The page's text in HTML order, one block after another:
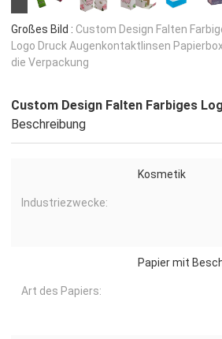
Großes Bild : Custom Design Falten
Logo Druck Augenkontaktlinsen
die Verpackung
Custom Design Falten Farbiges
Beschreibung
Industriezwecke:
Kosmetik
Art des Papiers:
Papier mit